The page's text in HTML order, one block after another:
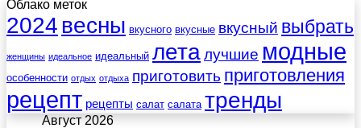
Облако меток
2024 весны вкусного вкусные вкусный выбрать
женщины идеальное идеальный леталучшие модные
особенности отдых отдыха приготовить приготовления
рецепт рецепты салат салата тренды
Август 2026